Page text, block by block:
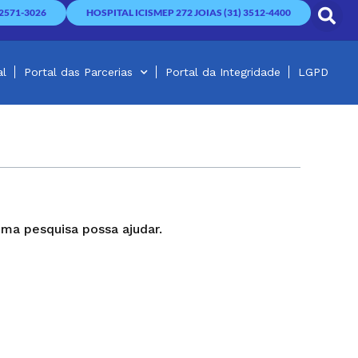
3026 HOSPITAL ICISMEP 272 JOIAS (31) 3512-4400
Portal das Parcerias Portal da Integridade LGPD
pesquisa possa ajudar.